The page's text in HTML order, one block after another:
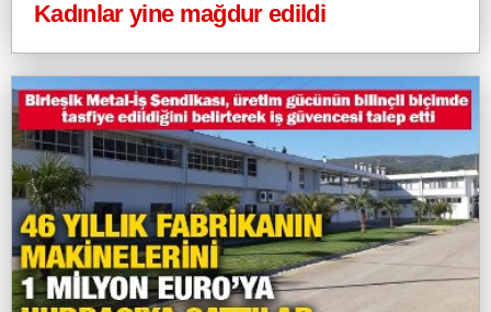
Kadınlar yine mağdur edildi